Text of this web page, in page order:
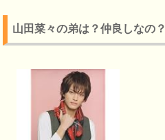
山田菜々の弟は？仲良しなの？